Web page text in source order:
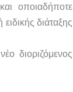
και οποιαδήποτε
διάταξης
διοριζόμενος